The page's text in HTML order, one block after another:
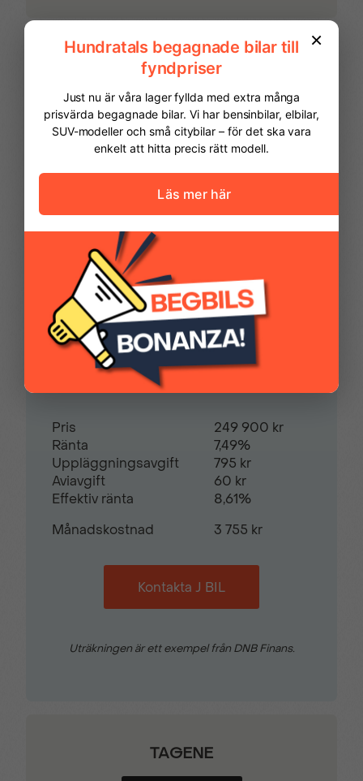
Regnsensor Start- & Stoppfunktion
Svensksåld Takrails
Yttertemperaturmätare
FINANSIERING
Vi hjälper dig att ordna finansiering av
månadskostnad och även göra en
ansökan online.
Kontantinsats62 475,00 kr
Avbetalningstid månader
Restvärde0%
Pris
249 900 kr
Ränta
7,49%
Uppläggningsavgift
795 kr
Aviavgift
60 kr
Effektiv ränta
8,61%
Månadskostnad
3 755 kr
Kontakta J BIL
Uträkningen är ett exempel från DNB Finans.
TAGENE